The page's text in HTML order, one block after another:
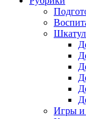
Игры и